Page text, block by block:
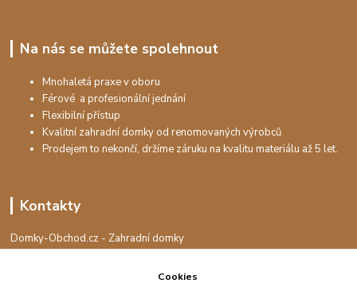
Na nás se můžete spolehnout
Mnohaletá praxe v oboru
Férové a profesionální jednání
Flexibilní přístup
Kvalitní zahradní domky od renomovaných výrobců
Prodejem to nekončí, držíme záruku na kvalitu materiálu až 5 let.
Kontakty
Domky-Obchod.cz - Zahradní domky
+420 730 501 925
Cookies